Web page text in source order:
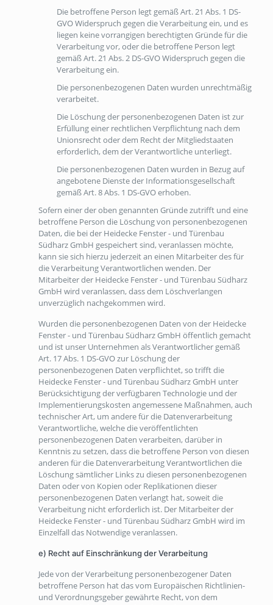
Die betroffene Person legt gemäß Art. 21 Abs. 1 DS-
GVO Widerspruch gegen die Verarbeitung ein, und es
liegen keine vorrangigen berechtigten Gründe für die
Verarbeitung vor, oder die betroffene Person legt
gemäß Art. 21 Abs. 2 DS-GVO Widerspruch gegen die
Verarbeitung ein.
Die personenbezogenen Daten wurden unrechtmäßig
verarbeitet.
Die Löschung der personenbezogenen Daten ist zur
Erfüllung einer rechtlichen Verpflichtung nach dem
Unionsrecht oder dem Recht der Mitgliedstaaten
erforderlich, dem der Verantwortliche unterliegt.
Die personenbezogenen Daten wurden in Bezug auf
angebotene Dienste der Informationsgesellschaft
gemäß Art. 8 Abs. 1 DS-GVO erhoben.
Sofern einer der oben genannten Gründe zutrifft und eine
betroffene Person die Löschung von personenbezogenen
Daten, die bei der Heidecke Fenster - und Türenbau
Südharz GmbH gespeichert sind, veranlassen möchte,
kann sie sich hierzu jederzeit an einen Mitarbeiter des für
die Verarbeitung Verantwortlichen wenden. Der
Mitarbeiter der Heidecke Fenster - und Türenbau Südharz
GmbH wird veranlassen, dass dem Löschverlangen
unverzüglich nachgekommen wird.
Wurden die personenbezogenen Daten von der Heidecke
Fenster - und Türenbau Südharz GmbH öffentlich gemacht
und ist unser Unternehmen als Verantwortlicher gemäß
Art. 17 Abs. 1 DS-GVO zur Löschung der
personenbezogenen Daten verpflichtet, so trifft die
Heidecke Fenster - und Türenbau Südharz GmbH unter
Berücksichtigung der verfügbaren Technologie und der
Implementierungskosten angemessene Maßnahmen, auch
technischer Art, um andere für die Datenverarbeitung
Verantwortliche, welche die veröffentlichten
personenbezogenen Daten verarbeiten, darüber in
Kenntnis zu setzen, dass die betroffene Person von diesen
anderen für die Datenverarbeitung Verantwortlichen die
Löschung sämtlicher Links zu diesen personenbezogenen
Daten oder von Kopien oder Replikationen dieser
personenbezogenen Daten verlangt hat, soweit die
Verarbeitung nicht erforderlich ist. Der Mitarbeiter der
Heidecke Fenster - und Türenbau Südharz GmbH wird im
Einzelfall das Notwendige veranlassen.
e) Recht auf Einschränkung der Verarbeitung
Jede von der Verarbeitung personenbezogener Daten
betroffene Person hat das vom Europäischen Richtlinien-
und Verordnungsgeber gewährte Recht, von dem